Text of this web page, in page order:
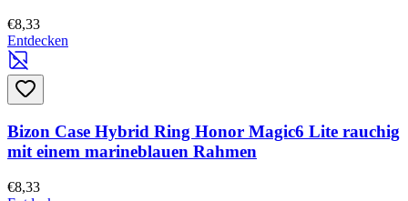
€8,33
Entdecken
Bizon Case Hybrid Ring Honor Magic6 Lite rauchig
mit einem marineblauen Rahmen
€8,33